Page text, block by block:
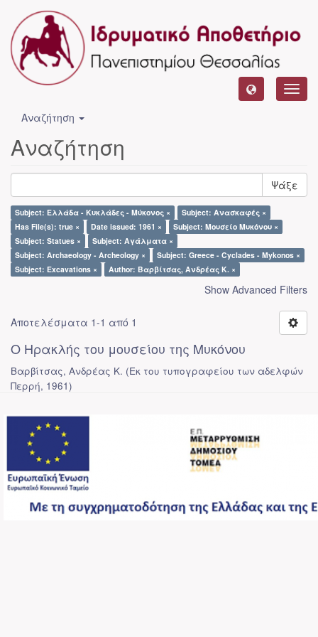
Αναζήτηση
Αναζήτηση
Ψάξε
Subject: Ελλάδα - Κυκλάδες - Μύκονος ×
Subject: Ανασκαφές ×
Has File(s): true ×
Date issued: 1961 ×
Subject: Μουσείο Μυκόνου ×
Subject: Statues ×
Subject: Αγάλματα ×
Subject: Archaeology - Archeology ×
Subject: Greece - Cyclades - Mykonos ×
Subject: Excavations ×
Author: Βαρβίτσας, Ανδρέας Κ. ×
Show Advanced Filters
Αποτελέσματα 1-1 από 1
Ο Ηρακλής του μουσείου της Μυκόνου
Βαρβίτσας, Ανδρέας Κ. (Εκ του τυπογραφείου των αδελφών
Περρή, 1961)